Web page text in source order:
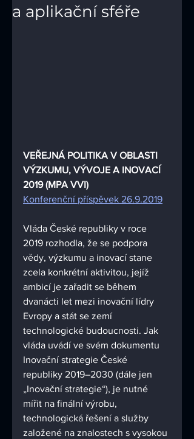
a aplikační sféře
VEŘEJNÁ POLITIKA V OBLASTI
VÝZKUMU, VÝVOJE A INOVACÍ
2019 (MPA VVI)
Konferenční příspěvek 26.9.2019
Vláda České republiky v roce
2019 rozhodla, že se podpora
vědy, výzkumu a inovací stane
zcela konkrétní aktivitou, jejíž
ambicí je zařadit se během
dvanácti let mezi inovační lídry
Evropy a stát se zemí
technologické budoucnosti. Jak
vláda uvádí ve svém dokumentu
Inovační strategie České
republiky 2019–2030 (dále jen
„Inovační strategie“), je nutné
mířit na finální výrobu,
technologická řešení a služby
založené na znalostech s vysokou